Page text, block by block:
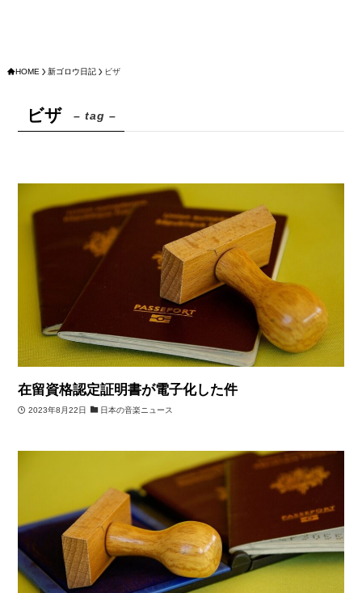
HOME 新ゴロウ日記 ビザ
ビザ – tag –
在留資格認定証明書が電子化した件
2023年8月22日 日本の音楽ニュース